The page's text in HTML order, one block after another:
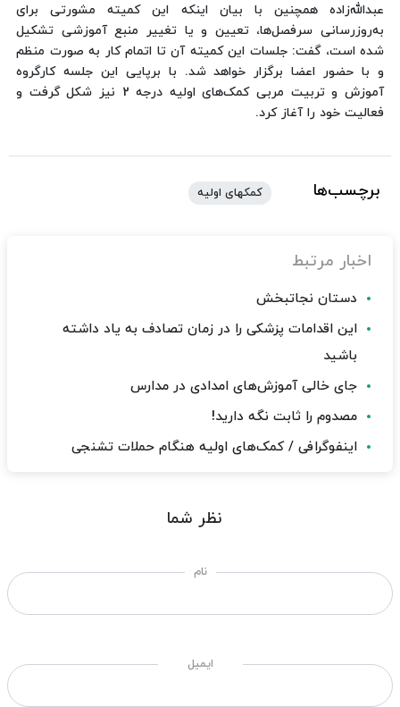
عبدالله‌زاده همچنین با بیان اینکه این کمیته مشورتی برای
به‌روزرسانی سرفصل‌ها، تعیین و یا تغییر منبع آموزشی تشکیل
شده است، گفت: جلسات این کمیته آن تا اتمام کار به صورت منظم
و با حضور اعضا برگزار خواهد شد. با برپایی این جلسه کارگروه
آموزش و تربیت مربی کمک‌های اولیه درجه 2 نیز شکل گرفت و
فعالیت خود را آغاز کرد.
برچسب‌ها کمکهای اولیه
اخبار مرتبط
دستان نجاتبخش
این اقدامات پزشکی را در زمان تصادف به یاد داشته
باشید
جای خالی آموزش‌های امدادی در مدارس
مصدوم را ثابت نگه دارید!
اینفوگرافی / کمک‌های اولیه هنگام حملات تشنجی
نظر شما
نام
ایمیل